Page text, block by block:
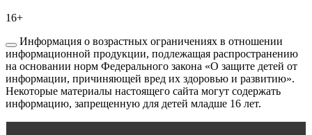
16+
Информация о возрастных ограничениях в отношении
информационной продукции, подлежащая распространению
на основании норм Федерального закона «О защите детей от
информации, причиняющей вред их здоровью и развитию».
Некоторые материалы настоящего сайта могут содержать
информацию, запрещенную для детей младше 16 лет.